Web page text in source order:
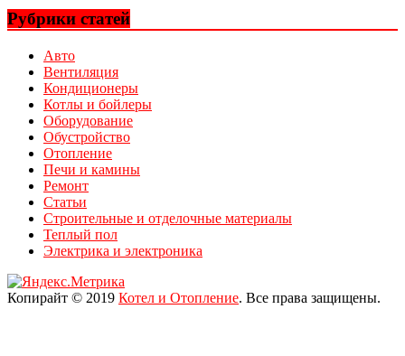
Рубрики статей
Авто
Вентиляция
Кондиционеры
Котлы и бойлеры
Оборудование
Обустройство
Отопление
Печи и камины
Ремонт
Статьи
Строительные и отделочные материалы
Теплый пол
Электрика и электроника
Копирайт © 2019 Котел и Отопление. Все права защищены.